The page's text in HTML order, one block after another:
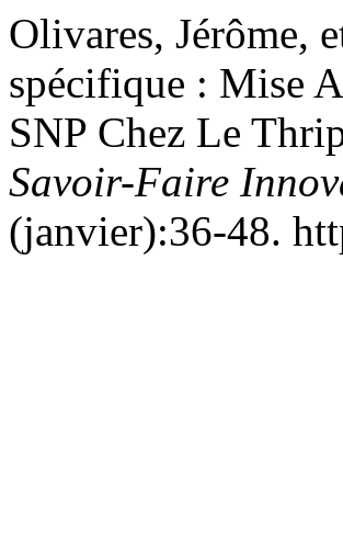
Olivares, Jérôme,
spécifique : Mise
SNP Chez Le
Savoir-Faire
(janvier):36-48.